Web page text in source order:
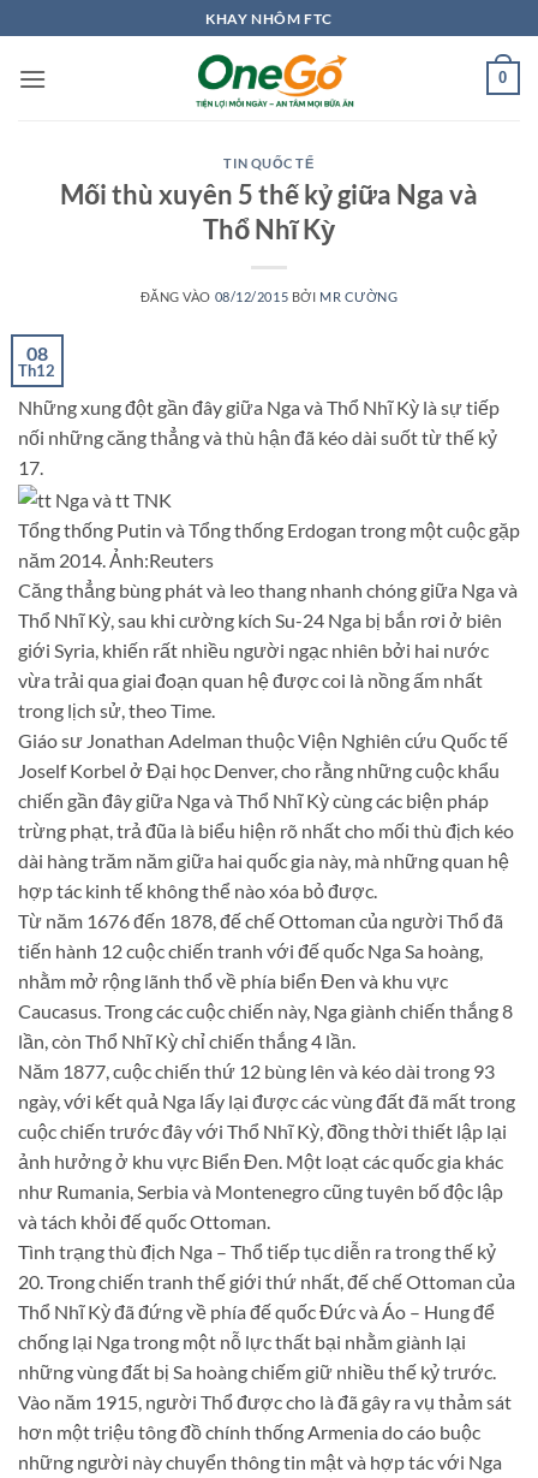
qua
nội
KHAY NHÔM FTC
0
TIN QUỐC TẾ
Mối thù xuyên 5 thế kỷ giữa Nga và
Thổ Nhĩ Kỳ
ĐĂNG VÀO 08/12/2015 BỞI MR CƯỜNG
08
Th12
Những xung đột gần đây giữa Nga và Thổ Nhĩ Kỳ là sự tiếp
nối những căng thẳng và thù hận đã kéo dài suốt từ thế kỷ
17.
Tổng thống Putin và Tổng thống Erdogan trong một cuộc gặp
năm 2014. Ảnh:Reuters
Căng thẳng bùng phát và leo thang nhanh chóng giữa Nga và
Thổ Nhĩ Kỳ, sau khi cường kích Su-24 Nga bị bắn rơi ở biên
giới Syria, khiến rất nhiều người ngạc nhiên bởi hai nước
vừa trải qua giai đoạn quan hệ được coi là nồng ấm nhất
trong lịch sử, theo Time.
Giáo sư Jonathan Adelman thuộc Viện Nghiên cứu Quốc tế
Joself Korbel ở Đại học Denver, cho rằng những cuộc khẩu
chiến gần đây giữa Nga và Thổ Nhĩ Kỳ cùng các biện pháp
trừng phạt, trả đũa là biểu hiện rõ nhất cho mối thù địch kéo
dài hàng trăm năm giữa hai quốc gia này, mà những quan hệ
hợp tác kinh tế không thể nào xóa bỏ được.
Từ năm 1676 đến 1878, đế chế Ottoman của người Thổ đã
tiến hành 12 cuộc chiến tranh với đế quốc Nga Sa hoàng,
nhằm mở rộng lãnh thổ về phía biển Đen và khu vực
Caucasus. Trong các cuộc chiến này, Nga giành chiến thắng 8
lần, còn Thổ Nhĩ Kỳ chỉ chiến thắng 4 lần.
Năm 1877, cuộc chiến thứ 12 bùng lên và kéo dài trong 93
ngày, với kết quả Nga lấy lại được các vùng đất đã mất trong
cuộc chiến trước đây với Thổ Nhĩ Kỳ, đồng thời thiết lập lại
ảnh hưởng ở khu vực Biển Đen. Một loạt các quốc gia khác
như Rumania, Serbia và Montenegro cũng tuyên bố độc lập
và tách khỏi đế quốc Ottoman.
Tình trạng thù địch Nga – Thổ tiếp tục diễn ra trong thế kỷ
20. Trong chiến tranh thế giới thứ nhất, đế chế Ottoman của
Thổ Nhĩ Kỳ đã đứng về phía đế quốc Đức và Áo – Hung để
chống lại Nga trong một nỗ lực thất bại nhằm giành lại
những vùng đất bị Sa hoàng chiếm giữ nhiều thế kỷ trước.
Vào năm 1915, người Thổ được cho là đã gây ra vụ thảm sát
hơn một triệu tông đồ chính thống Armenia do cáo buộc
những người này chuyển thông tin mật và hợp tác với Nga